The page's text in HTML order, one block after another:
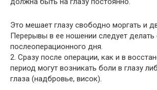
Это мешает глазу свободно моргать и
Перерывы в ее ношении следует делать
послеоперационного дня.
2. Сразу после операции, как и в
период могут возникать боли в глазу
глаза (надбровье, висок).